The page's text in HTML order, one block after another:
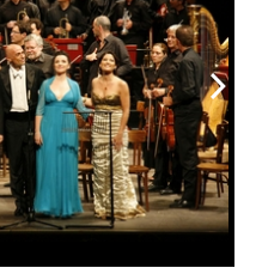
arrow_forward_ios